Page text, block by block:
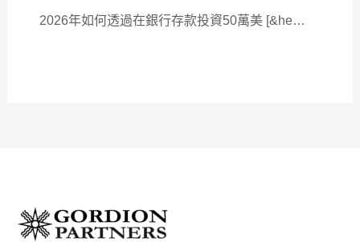
2026年如何透過在銀行存款投資50萬美 [&he…